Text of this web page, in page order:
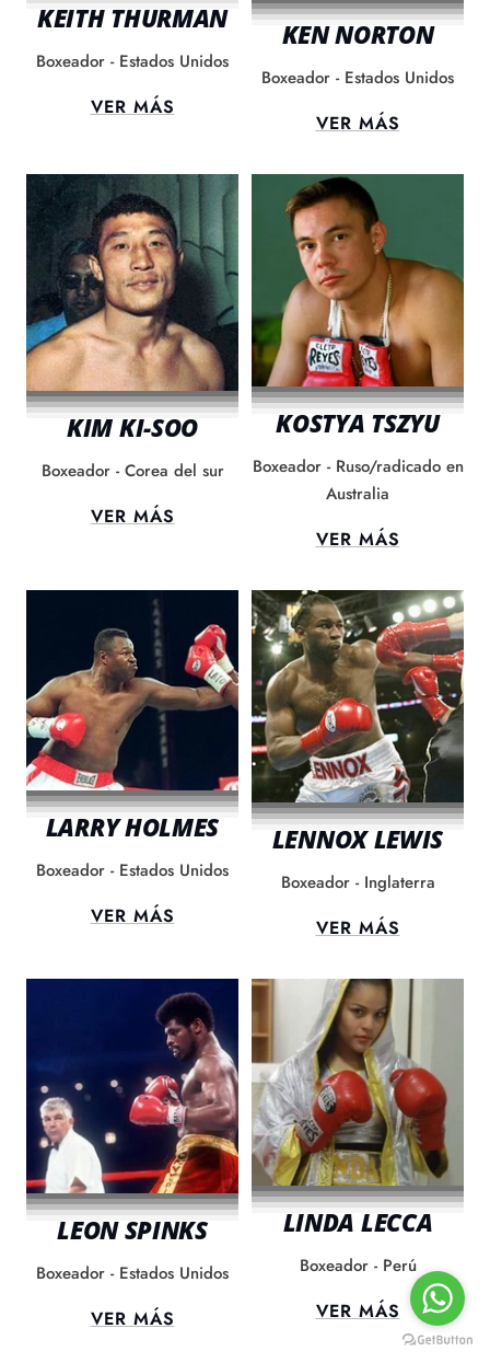
KEITH THURMAN
Boxeador - Estados Unidos
VER MÁS
KEN NORTON
Boxeador - Estados Unidos
VER MÁS
KIM KI-SOO
Boxeador - Corea del sur
VER MÁS
KOSTYA TSZYU
Boxeador - Ruso/radicado en
Australia
VER MÁS
LARRY HOLMES
Boxeador - Estados Unidos
VER MÁS
LENNOX LEWIS
Boxeador - Inglaterra
VER MÁS
LEON SPINKS
Boxeador - Estados Unidos
VER MÁS
LINDA LECCA
Boxeador - Perú
VER MÁS